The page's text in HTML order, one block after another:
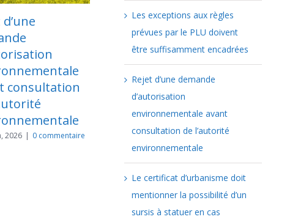
Le certificat
d’urbanisme doit
mentionner la
possibilité d’un
sursis à statuer en
cas d’élaboration du
PLU, mais il ne doit
pas pour autant
La censure partielle
de la loi de
simplification du
droit de l’urbanisme
et du logement et le
contentieux de
l’urbanisme
novembre 24th, 2025 | 0
commentaire
Les exceptions aux règles
prévues par le PLU doivent
être suffisamment encadrées
Rejet d’une demande
d’autorisation
environnementale avant
consultation de l’autorité
environnementale
Le certificat d’urbanisme doit
mentionner la possibilité d’un
sursis à statuer en cas